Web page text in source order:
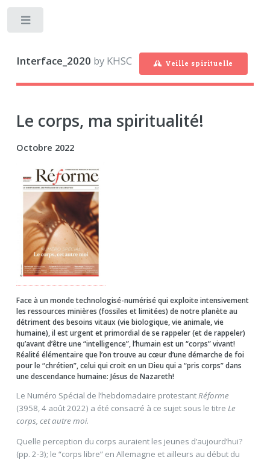
Interface_2020 by KHSC Veille spirituelle
Le corps, ma spiritualité!
Octobre 2022
Face à un monde technologisé-numérisé qui exploite intensivement
les ressources minières (fossiles et limitées) de notre planète au
détriment des besoins vitaux (vie biologique, vie animale, vie
humaine), il est urgent et primordial de se rappeler (et de rappeler)
qu’avant d’être une “intelligence”, l’humain est un “corps” vivant!
Réalité élémentaire que l’on trouve au cœur d’une démarche de foi
pour le “chrétien”, celui qui croit en un Dieu qui a “pris corps” dans
une descendance humaine: Jésus de Nazareth!
Le Numéro Spécial de l’hebdomadaire protestantRéforme
(3958, 4 août 2022) a été consacré à ce sujet sous le titre Le
corps, cet autre moi.
Quelle perception du corps auraient les jeunes d’aujourd’hui?
(pp. 2-3); le “corps libre” en Allemagne et ailleurs au début du